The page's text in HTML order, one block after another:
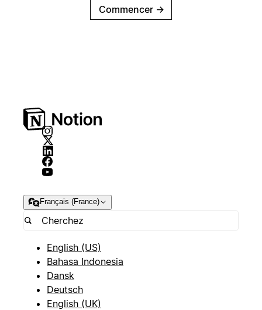
Commencer →
Français (France)
English (US)
Bahasa Indonesia
Dansk
Deutsch
English (UK)